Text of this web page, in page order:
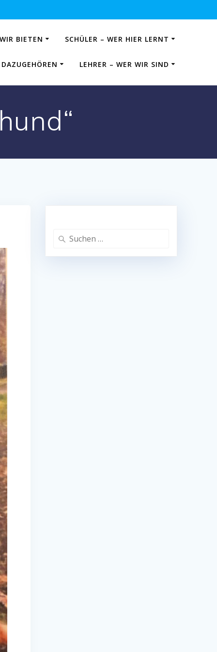
BIETEN SCHÜLER – WER HIER LERNT
LEHRER – WER WIR SIND
Suchen
nach: